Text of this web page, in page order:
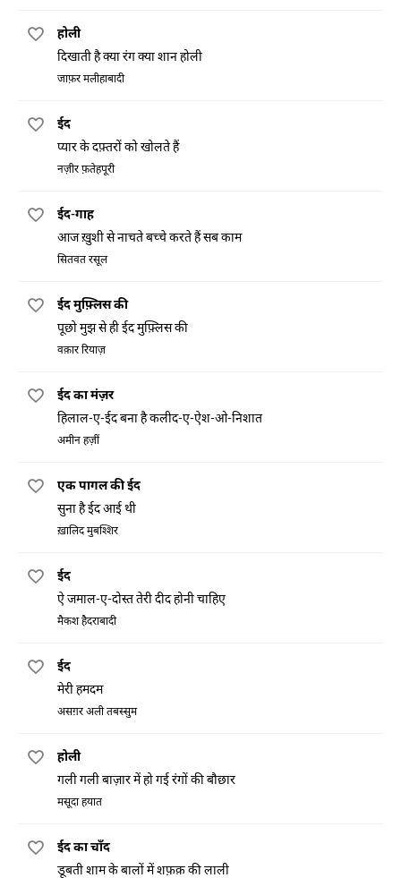
होली
दिखाती है क्या रंग क्या शान होली
जाफ़र मलीहाबादी
ईद
प्यार के दफ़्तरों को खोलते हैं
नज़ीर फ़तेहपूरी
ईद-गाह
आज ख़ुशी से नाचते बच्चे करते हैं सब काम
सितवत रसूल
ईद मुफ़्लिस की
पूछो मुझ से ही ईद मुफ़्लिस की
वक़ार रियाज़
ईद का मंज़र
हिलाल-ए-ईद बना है कलीद-ए-ऐश-ओ-निशात
अमीन हज़ीं
एक पागल की ईद
सुना है ईद आई थी
ख़ालिद मुबश्शिर
ईद
ऐ जमाल-ए-दोस्त तेरी दीद होनी चाहिए
मैकश हैदराबादी
ईद
मेरी हमदम
असग़र अली तबस्सुम
होली
गली गली बाज़ार में हो गई रंगों की बौछार
मसूदा हयात
ईद का चाँद
डूबती शाम के बालों में शफ़क़ की लाली